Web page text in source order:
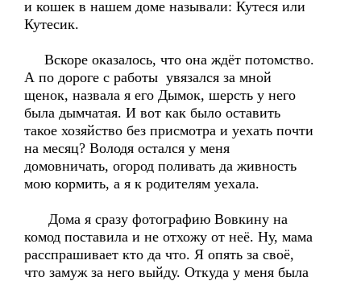
и кошек в нашем доме называли: Кутеся или
Кутесик.
Вскоре оказалось, что она ждёт потомство.
А по дороге с работы увязался за мной
щенок, назвала я его Дымок, шерсть у него
была дымчатая. И вот как было оставить
такое хозяйство без присмотра и уехать почти
на месяц? Володя остался у меня
домовничать, огород поливать да живность
мою кормить, а я к родителям уехала.
Дома я сразу фотографию Вовкину на
комод поставила и не отхожу от неё. Ну, мама
расспрашивает кто да что. Я опять за своё,
что замуж за него выйду. Откуда у меня была